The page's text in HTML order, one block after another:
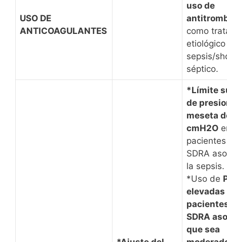
USO DE
ANTICOAGULANTES
uso de
como
sepsis/
séptico.
*Límite
de
meseta
cmH2O
SDRA
la sepsis.
*Uso de
elevadas
SDRA
que sea